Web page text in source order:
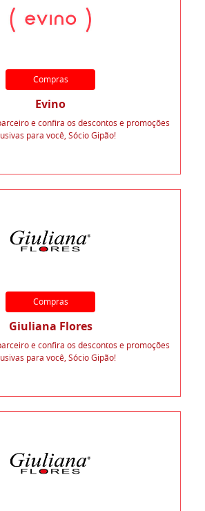
Compras
Evino
e confira os descontos e promoções
para você, Sócio Gipão!
Compras
Giuliana Flores
e confira os descontos e promoções
para você, Sócio Gipão!